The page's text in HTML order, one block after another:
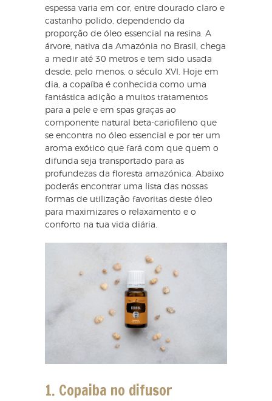
espessa varia em cor, entre dourado claro e
castanho polido, dependendo da
proporção de óleo essencial na resina. A
árvore, nativa da Amazónia no Brasil, chega
a medir até 30 metros e tem sido usada
desde, pelo menos, o século XVI. Hoje em
dia, a copaíba é conhecida como uma
fantástica adição a muitos tratamentos
para a pele e em spas graças ao
componente natural beta-cariofileno que
se encontra no óleo essencial e por ter um
aroma exótico que fará com que quem o
difunda seja transportado para as
profundezas da floresta amazónica. Abaixo
poderás encontrar uma lista das nossas
formas de utilização favoritas deste óleo
para maximizares o relaxamento e o
conforto na tua vida diária.
1. Copaiba no difusor